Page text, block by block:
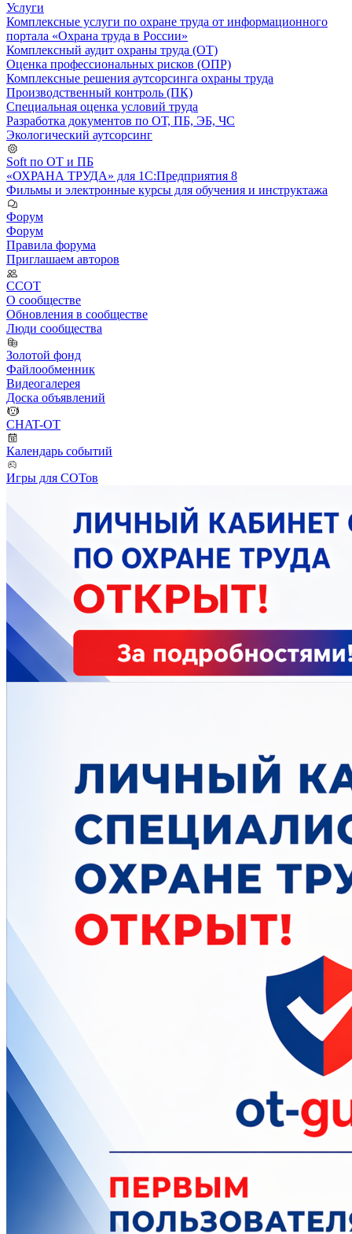
Услуги
Комплексные услуги по охране труда от информационного
портала «Охрана труда в России»
Комплексный аудит охраны труда (ОТ)
Оценка профессиональных рисков (ОПР)
Комплексные решения аутсорсинга охраны труда
Производственный контроль (ПК)
Специальная оценка условий труда
Разработка документов по ОТ, ПБ, ЭБ, ЧС
Экологический аутсорсинг
Soft по ОТ и ПБ
«ОХРАНА ТРУДА» для 1С:Предприятия 8
Фильмы и электронные курсы для обучения и инструктажа
Форум
Форум
Правила форума
Приглашаем авторов
ССОТ
О сообществе
Обновления в сообществе
Люди сообщества
Золотой фонд
Файлообменник
Видеогалерея
Доска объявлений
CHAT-OT
Календарь событий
Игры для СОТов